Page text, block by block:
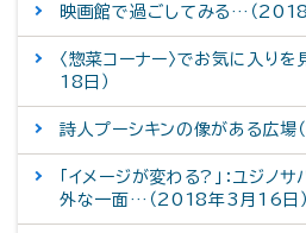
映画館で過ごしてみる…（
〈惣菜コーナー〉でお気に入り
18日）
詩人プーシキンの像がある広
「イメージが変わる?」：ユジノ
外な一面…（2018年3月16日）